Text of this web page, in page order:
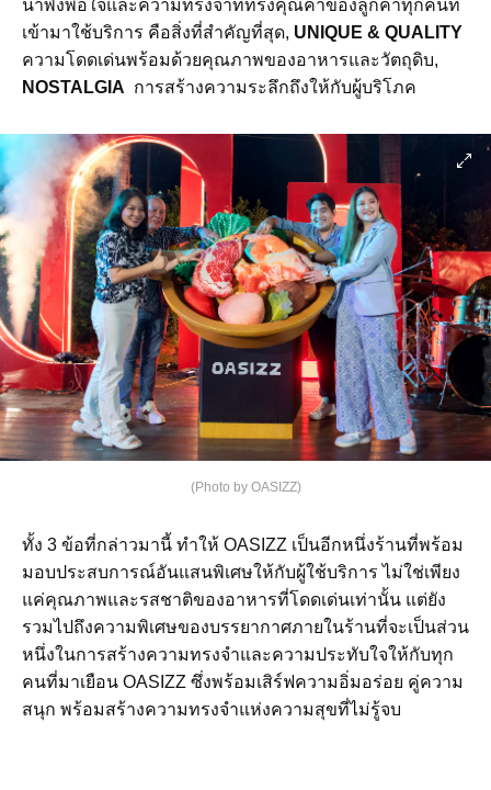
น่าพึงพอใจและความทรงจำที่ทรงคุณค่าของลูกค้าทุกคนที่
เข้ามาใช้บริการ คือสิ่งที่สำคัญที่สุด, UNIQUE & QUALITY
ความโดดเด่นพร้อมด้วยคุณภาพของอาหารและวัตถุดิบ,
NOSTALGIA การสร้างความระลึกถึงให้กับผู้บริโภค
(Photo by OASIZZ)
ทั้ง 3 ข้อที่กล่าวมานี้ ทำให้ OASIZZ เป็นอีกหนึ่งร้านที่พร้อม
มอบประสบการณ์อันแสนพิเศษให้กับผู้ใช้บริการ ไม่ใช่เพียง
แค่คุณภาพและรสชาติของอาหารที่โดดเด่นเท่านั้น แต่ยัง
รวมไปถึงความพิเศษของบรรยากาศภายในร้านที่จะเป็นส่วน
หนึ่งในการสร้างความทรงจำและความประทับใจให้กับทุก
คนที่มาเยือน OASIZZ ซึ่งพร้อมเสิร์ฟความอิ่มอร่อย คู่ความ
สนุก พร้อมสร้างความทรงจำแห่งความสุขที่ไม่รู้จบ